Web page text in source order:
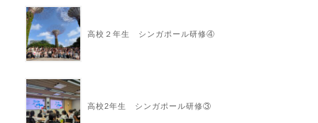
高校２年生 シンガポール研修④
高校2年生 シンガポール研修③